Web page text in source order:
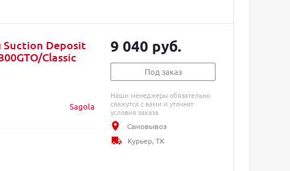
Suction Deposit
Classic
Sagola
9 040 руб.
Под заказ
Наши менеджеры обязательно
свяжутся с вами и уточнят
условия заказа
Самовывоз
Курьер, ТК